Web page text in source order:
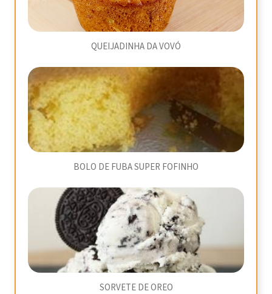
QUEIJADINHA DA VOVÓ
BOLO DE FUBA SUPER FOFINHO
SORVETE DE OREO